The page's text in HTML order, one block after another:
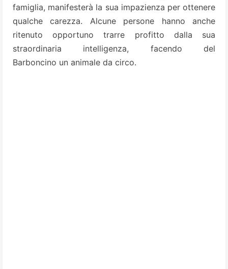
famiglia, manifesterà la sua impazienza per ottenere
qualche carezza. Alcune persone hanno anche
ritenuto opportuno trarre profitto dalla sua
straordinaria intelligenza, facendo del
Barboncino un animale da circo.